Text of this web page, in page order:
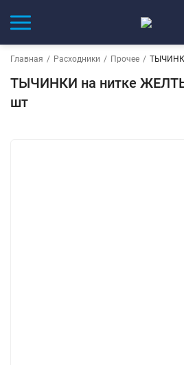
Главная / Расходники / Прочее /
ТЫЧИНКИ на нитке
шт